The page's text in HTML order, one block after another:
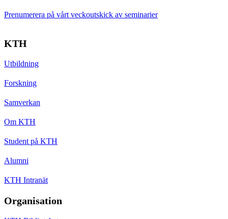
Prenumerera på vårt veckoutskick av seminarier
KTH
Utbildning
Forskning
Samverkan
Om KTH
Student på KTH
Alumni
KTH Intranät
Organisation